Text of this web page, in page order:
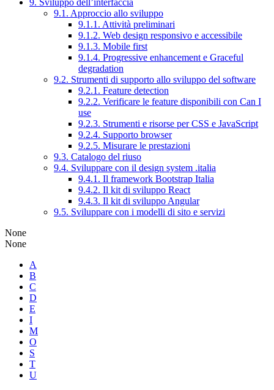
9. Sviluppo dell’interfaccia
9.1. Approccio allo sviluppo
9.1.1. Attività preliminari
9.1.2. Web design responsivo e accessibile
9.1.3. Mobile first
9.1.4. Progressive enhancement e Graceful
degradation
9.2. Strumenti di supporto allo sviluppo del software
9.2.1. Feature detection
9.2.2. Verificare le feature disponibili con Can I
use
9.2.3. Strumenti e risorse per CSS e JavaScript
9.2.4. Supporto browser
9.2.5. Misurare le prestazioni
9.3. Catalogo del riuso
9.4. Sviluppare con il design system .italia
9.4.1. Il framework Bootstrap Italia
9.4.2. Il kit di sviluppo React
9.4.3. Il kit di sviluppo Angular
9.5. Sviluppare con i modelli di sito e servizi
None
None
A
B
C
D
E
I
M
O
S
T
U